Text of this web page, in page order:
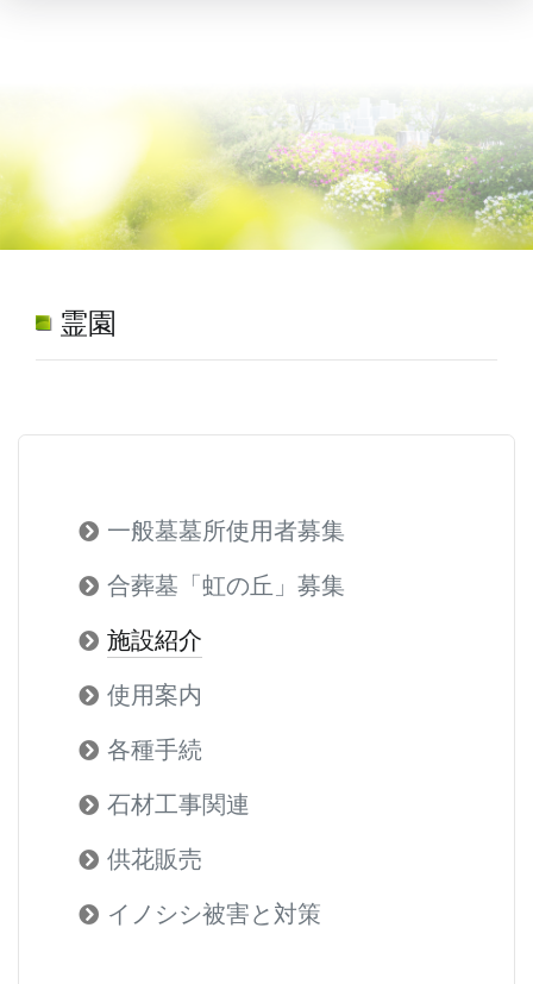
霊園
一般墓墓所使用者募集
合葬墓「虹の丘」募集
施設紹介
使用案内
各種手続
石材工事関連
供花販売
イノシシ被害と対策